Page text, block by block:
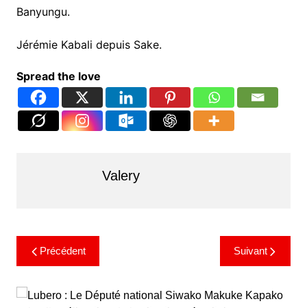
Banyungu.
Jérémie Kabali depuis Sake.
Spread the love
Valery
Précédent Suivant